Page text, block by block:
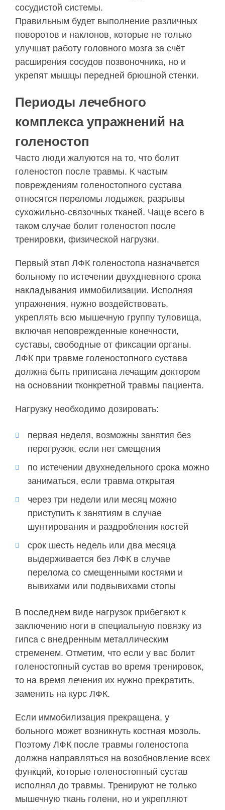
сосудистой системы.
Правильным будет выполнение различных
поворотов и наклонов, которые не только
улучшат работу головного мозга за счёт
расширения сосудов позвоночника, но и
укрепят мышцы передней брюшной стенки.
Периоды лечебного
комплекса упражнений на
голеностоп
Часто люди жалуются на то, что болит
голеностоп после травмы. К частым
повреждениям голеностопного сустава
относятся переломы лодыжек, разрывы
сухожильно-связочных тканей. Чаще всего в
таком случае болит голеностоп после
тренировки, физической нагрузки.
Первый этап ЛФК голеностопа назначается
больному по истечении двухдневного срока
накладывания иммобилизации. Исполняя
упражнения, нужно воздействовать,
укреплять всю мышечную группу туловища,
включая неповрежденные конечности,
суставы, свободные от фиксации органы.
ЛФК при травме голеностопного сустава
должна быть приписана лечащим доктором
на основании тконкретной травмы пациента.
Нагрузку необходимо дозировать:
первая неделя, возможны занятия без
перегрузок, если нет смещения
по истечении двухнедельного срока можно
заниматься, если травма открытая
через три недели или месяц можно
приступить к занятиям в случае
шунтирования и раздробления костей
срок шесть недель или два месяца
выдерживается без ЛФК в случае
перелома со смещенными костями и
вывихами или подвывихами стопы
В последнем виде нагрузок прибегают к
заключению ноги в специальную повязку из
гипса с внедренным металлическим
стременем. Отметим, что если у вас болит
голеностопный сустав во время тренировок,
то на время лечения их нужно прекратить,
заменить на курс ЛФК.
Если иммобилизация прекращена, у
больного может возникнуть костная мозоль.
Поэтому ЛФК после травмы голеностопа
должна направляться на возобновление всех
функций, которые голеностопный сустав
исполнял до травмы. Тренируют не только
мышечную ткань голени, но и укрепляют